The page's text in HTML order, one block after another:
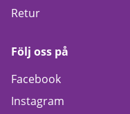
Retur
Följ oss på
Facebook
Instagram